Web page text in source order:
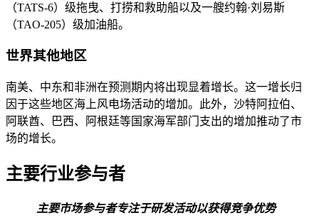
（TATS-6）级拖曳、打捞和救助船以及一艘约翰·刘易斯
（TAO-205）级加油船。
世界其他地区
南美、中东和非洲在预测期内将出现显着增长。这一增长归
因于这些地区海上风电场活动的增加。此外，沙特阿拉伯、
阿联酋、巴西、阿根廷等国家海军部门支出的增加推动了市
场的增长。
主要行业参与者
主要市场参与者专注于研发活动以获得竞争优势